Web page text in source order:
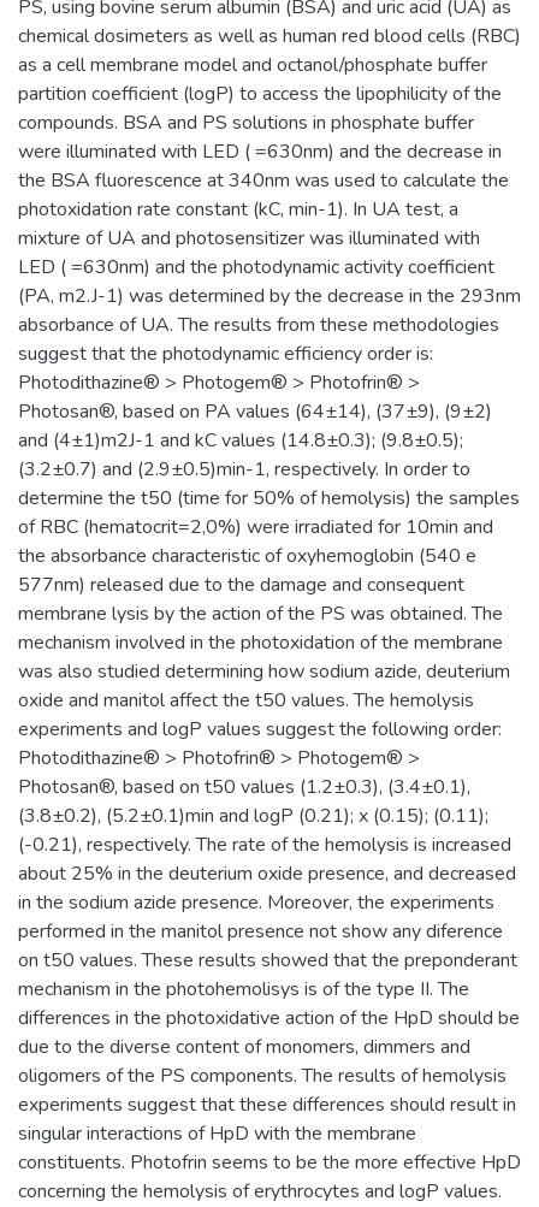
PS, using bovine serum albumin (BSA) and uric acid (UA) as
chemical dosimeters as well as human red blood cells (RBC)
as a cell membrane model and octanol/phosphate buffer
partition coefficient (logP) to access the lipophilicity of the
compounds. BSA and PS solutions in phosphate buffer
were illuminated with LED ( =630nm) and the decrease in
the BSA fluorescence at 340nm was used to calculate the
photoxidation rate constant (kC, min-1). In UA test, a
mixture of UA and photosensitizer was illuminated with
LED ( =630nm) and the photodynamic activity coefficient
(PA, m2.J-1) was determined by the decrease in the 293nm
absorbance of UA. The results from these methodologies
suggest that the photodynamic efficiency order is:
Photodithazine® > Photogem® > Photofrin® >
Photosan®, based on PA values (64±14), (37±9), (9±2)
and (4±1)m2J-1 and kC values (14.8±0.3); (9.8±0.5);
(3.2±0.7) and (2.9±0.5)min-1, respectively. In order to
determine the t50 (time for 50% of hemolysis) the samples
of RBC (hematocrit=2,0%) were irradiated for 10min and
the absorbance characteristic of oxyhemoglobin (540 e
577nm) released due to the damage and consequent
membrane lysis by the action of the PS was obtained. The
mechanism involved in the photoxidation of the membrane
was also studied determining how sodium azide, deuterium
oxide and manitol affect the t50 values. The hemolysis
experiments and logP values suggest the following order:
Photodithazine® > Photofrin® > Photogem® >
Photosan®, based on t50 values (1.2±0.3), (3.4±0.1),
(3.8±0.2), (5.2±0.1)min and logP (0.21); x (0.15); (0.11);
(-0.21), respectively. The rate of the hemolysis is increased
about 25% in the deuterium oxide presence, and decreased
in the sodium azide presence. Moreover, the experiments
performed in the manitol presence not show any diference
on t50 values. These results showed that the preponderant
mechanism in the photohemolisys is of the type II. The
differences in the photoxidative action of the HpD should be
due to the diverse content of monomers, dimmers and
oligomers of the PS components. The results of hemolysis
experiments suggest that these differences should result in
singular interactions of HpD with the membrane
constituents. Photofrin seems to be the more effective HpD
concerning the hemolysis of erythrocytes and logP values.